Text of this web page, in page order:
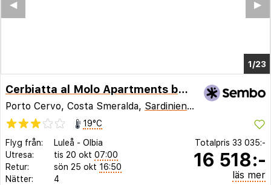
1/19
▶︎
◀︎
Cerbiatta al Molo Apartments by Wonderful Italy
Porto Cervo, Costa Smeralda, Sardinien,Italien
19°C
Flyg från:
Luleå - Olbia
Utresa:
tis 20 okt 07:00
Retur:
sön 25 okt 16:50
Nätter:
4
Totalpris 33 035:-
16 518:-
läs mer